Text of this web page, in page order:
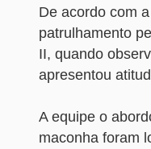
De acordo com
patrulhamento
II, quando
apresentou
A equipe o
maconha foram